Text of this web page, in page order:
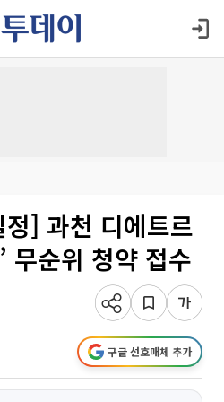
] 과천 디에트르
무순위 청약 접수
구글 선호매체 추가